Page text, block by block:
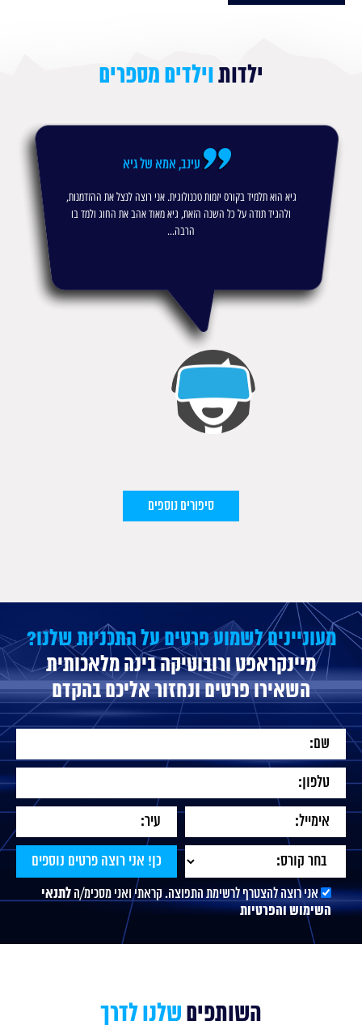
ילדותוילדים מספרים
עינב, אמא של גיא
גיא הוא תלמיד בקורס יזמות טכנולוגית. אני רוצה לנצל את ההזדמנות,
ולהגיד תודה על כל השנה הזאת, גיא מאוד אהב את החוג ולמד בו
הרבה...
סיפורים נוספים
מעוניינים לשמוע פרטים על התכניות שלנו?
מיינקראפט ורובוטיקה בינה מלאכותית
השאירו פרטים ונחזור אליכם בהקדם
אני רוצה להצטרף לרשימת התפוצה. קראתי ואני מסכימ/ה לתנאי
השימוש והפרטיות
השותפים שלנו לדרך